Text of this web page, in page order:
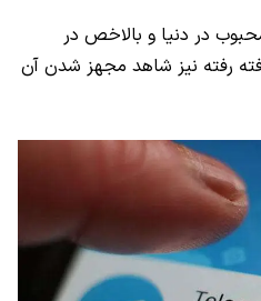
در دنیا و بالاخص در
رفته نیز شاهد مجهز شدن آن